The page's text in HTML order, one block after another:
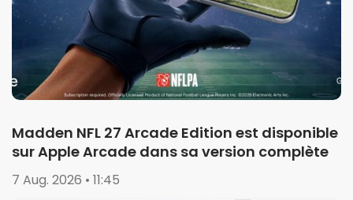
Madden NFL 27 Arcade Edition est disponible
sur Apple Arcade dans sa version complète
7 Aug. 2026 • 11:45